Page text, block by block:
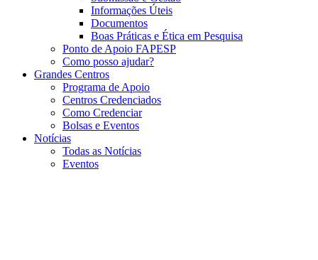
Informações Úteis
Documentos
Boas Práticas e Ética em Pesquisa
Ponto de Apoio FAPESP
Como posso ajudar?
Grandes Centros
Programa de Apoio
Centros Credenciados
Como Credenciar
Bolsas e Eventos
Notícias
Todas as Notícias
Eventos